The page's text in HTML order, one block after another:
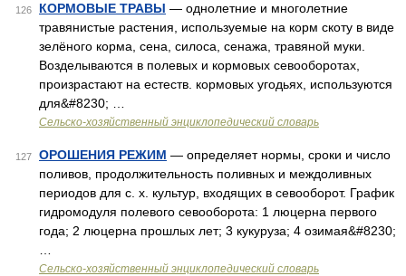
126 КОРМОВЫЕ ТРАВЫ — однолетние и многолетние
травянистые растения, используемые на корм скоту в виде
зелёного корма, сена, силоса, сенажа, травяной муки.
Возделываются в полевых и кормовых севооборотах,
произрастают на естеств. кормовых угодьях, используются
для&#8230; …
Сельско-хозяйственный энциклопедический словарь
127 ОРОШЕНИЯ РЕЖИМ — определяет нормы, сроки и число
поливов, продолжительность поливных и междоливных
периодов для с. х. культур, входящих в севооборот. График
гидромодуля полевого севооборота: 1 люцерна первого
года; 2 люцерна прошлых лет; 3 кукуруза; 4 озимая&#8230;
Сельско-хозяйственный энциклопедический словарь